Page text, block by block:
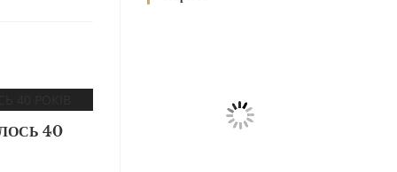
40
Родин
Справ Молоді та встановленя
складу Катихитичної Комісії